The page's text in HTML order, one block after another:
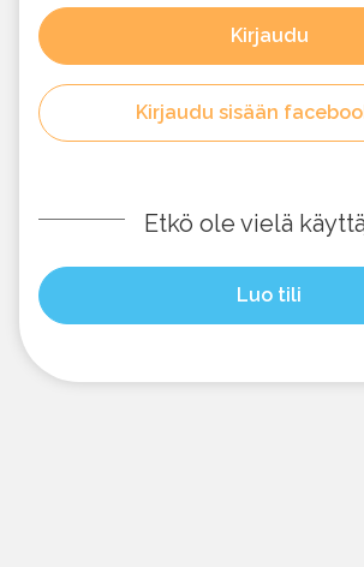
Kirjaudu
Kirjaudu sisään
Etkö ole vielä
Luo tili